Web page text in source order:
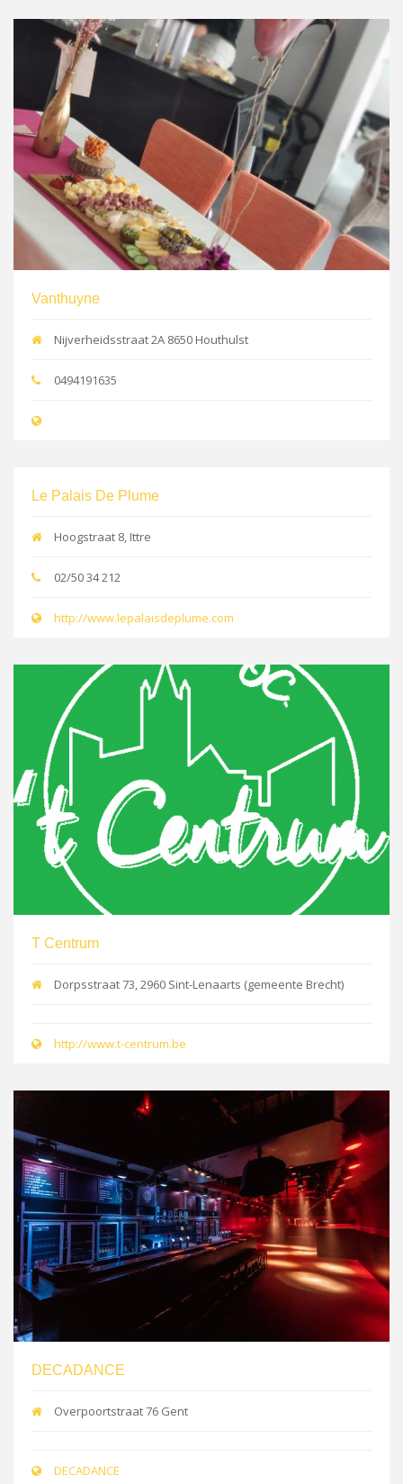
Vanthuyne
Nijverheidsstraat 2A 8650 Houthulst
0494191635
Le Palais De Plume
Hoogstraat 8, Ittre
02/50 34 212
http://www.lepalaisdeplume.com
T Centrum
Dorpsstraat 73, 2960 Sint-Lenaarts (gemeente Brecht)
http://www.t-centrum.be
DECADANCE
Overpoortstraat 76 Gent
DECADANCE